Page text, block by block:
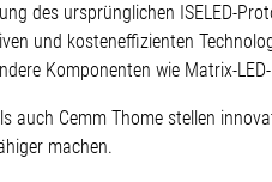
des ursprünglichen ISELED-
und kosteneffizienten
Komponenten wie Matrix-
auch Cemm Thome stellen
machen.